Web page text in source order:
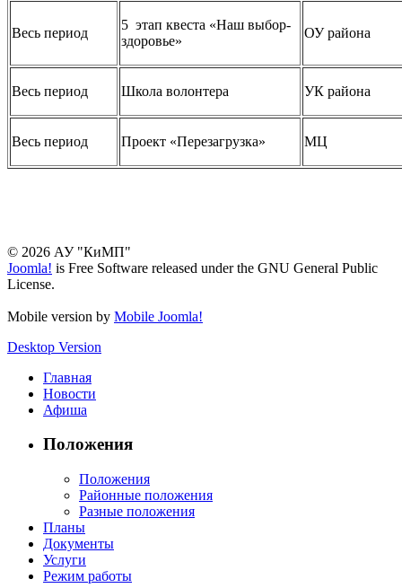
Весь период
5 этап квеста «Наш выбор-
здоровье»
ОУ района
Весь период Школа волонтера УК района
Весь период Проект «Перезагрузка» МЦ
© 2026 АУ "КиМП"
Joomla! is Free Software released under the GNU General Public
License.
Mobile version by Mobile Joomla!
Desktop Version
Главная
Новости
Афиша
Положения
Положения
Районные положения
Разные положения
Планы
Документы
Услуги
Режим работы